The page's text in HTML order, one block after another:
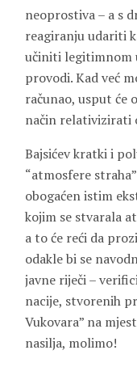
neoprostiva – a s
reagiranju udariti
učiniti legitimnom
provodi. Kad već
računao, usput
način relativizirati
Bajsićev kratki i
“atmosfere
obogaćen istim
kojim se stvarala
a to će reći da
odakle bi se
javne riječi –
nacije, stvorenih
Vukovara” na
nasilja, molimo!